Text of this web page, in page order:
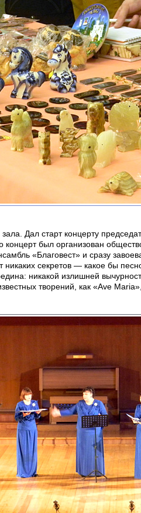
Дал старт концерту
концерт был организован
«Благовест» и сразу
никаких секретов — какое бы
никакой излишней
творений, как «Ave